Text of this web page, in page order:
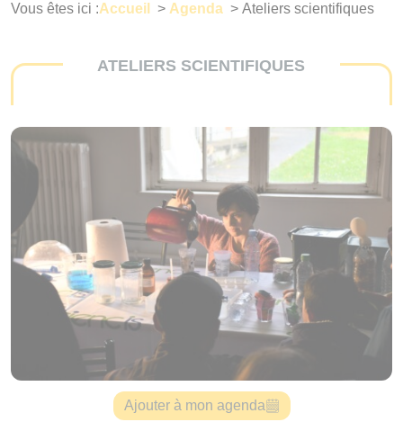
Vous êtes ici :Accueil > Agenda > Ateliers scientifiques
ATELIERS SCIENTIFIQUES
Ajouter à mon agenda